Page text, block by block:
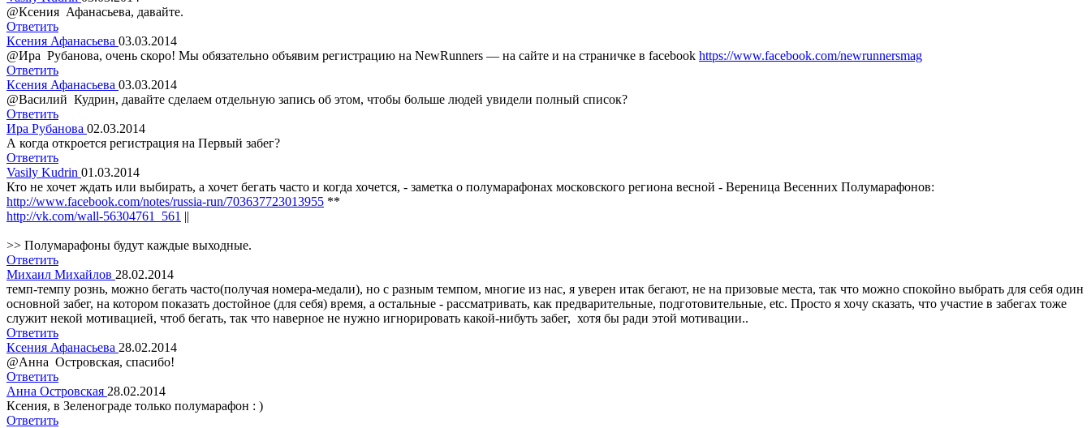
@Ксения Афанасьева, давайте.
Ответить
Ксения Афанасьева 03.03.2014
@Ира Рубанова, очень скоро! Мы обязательно объявим регистрацию на NewRunners — на сайте и на страничке в facebook https://www.facebook.com/newrunnersmag
Ответить
Ксения Афанасьева 03.03.2014
@Василий Кудрин, давайте сделаем отдельную запись об этом, чтобы больше людей увидели полный список?
Ответить
Ира Рубанова 02.03.2014
А когда откроется регистрация на Первый забег?
Ответить
Vasily Kudrin 01.03.2014
Кто не хочет ждать или выбирать, а хочет бегать часто и когда хочется, - заметка о полумарафонах московского региона весной - Вереница Весенних Полумарафонов:
http://www.facebook.com/notes/russia-run/703637723013955 **
http://vk.com/wall-56304761_561 ||
>> Полумарафоны будут каждые выходные.
Ответить
Михаил Михайлов 28.02.2014
темп-темпу рознь, можно бегать часто(получая номера-медали), но с разным темпом, многие из нас, я уверен итак бегают, не на призовые места, так что можно спокойно выбрать для себя один
основной забег, на котором показать достойное (для себя) время, а остальные - рассматривать, как предварительные, подготовительные, etc. Просто я хочу сказать, что участие в забегах тоже
служит некой мотивацией, чтоб бегать, так что наверное не нужно игнорировать какой-нибуть забег, хотя бы ради этой мотивации..
Ответить
Ксения Афанасьева 28.02.2014
@Анна Островская, спасибо!
Ответить
Анна Островская 28.02.2014
Ксения, в Зеленограде только полумарафон : )
Ответить